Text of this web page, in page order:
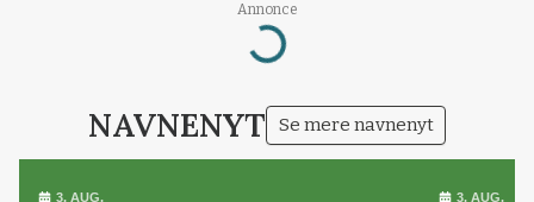
Annonce
Loading...
NAVNENYT Se mere navnenyt
3. AUG. 3. AUG.